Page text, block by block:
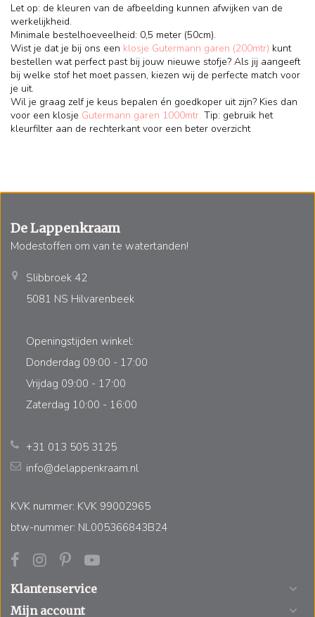
Let op: de kleuren van de afbeelding kunnen afwijken van de
werkelijkheid.
Minimale bestelhoeveelheid: 0,5 meter (50cm).
Wist je dat je bij ons een klosje Gutermann garen (200mtr) kunt
bestellen wat perfect past bij jouw nieuwe stofje? Als jij aangeeft
bij welke stof het moet passen, kiezen wij de perfecte match voor
je uit.
Wil je graag zelf je keus bepalen én goedkoper uit zijn? Kies dan
voor een klosje Gutermann garen 1000mtr. Tip: gebruik het
kleurfilter aan de rechterkant voor een beter overzicht
De Lappenkraam
Modestoffen om van te watertanden!
Slibbroek 42
5081 NS Hilvarenbeek
Openingstijden winkel:
Donderdag 09:00 - 17:00
Vrijdag 09:00 - 17:00
Zaterdag 10:00 - 16:00
+31 013 505 3125
info@delappenkraam.nl
KVK nummer: KVK 99002965
btw-nummer: NL005366843B24
Klantenservice
Mijn account